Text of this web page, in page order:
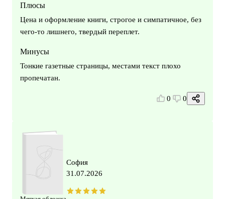
Плюсы
Цена и оформление книги, строгое и симпатичное, без
чего-то лишнего, твердый переплет.
Минусы
Тонкие газетные страницы, местами текст плохо
пропечатан.
0 0
София
31.07.2026